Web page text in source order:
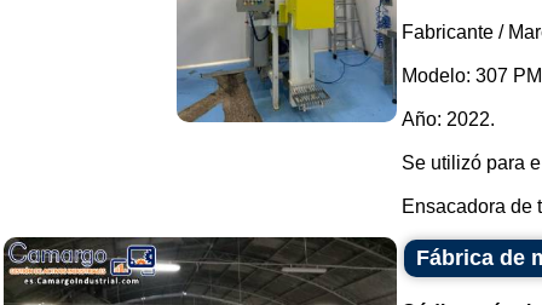
Fabricante /
Modelo: 307
Año: 2022.
Se utilizó para
Ensacadora de
Fábrica de